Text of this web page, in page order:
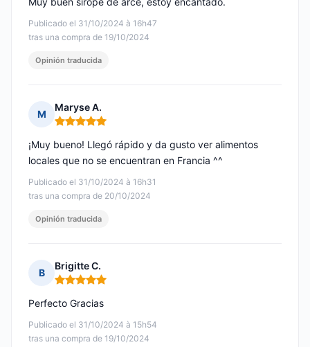
Publicado el 31/10/2024 à 16h47
tras una compra de 19/10/2024
Opinión traducida
M
Maryse A.
Nota: 5 de 5
Publicado el 31/10/2024 à 16h31
tras una compra de 20/10/2024
¡Muy bueno! Llegó rápido y da gusto ver alimentos
locales que no se encuentran en Francia ^^
Opinión traducida
B
Brigitte C.
Nota: 5 de 5
Publicado el 31/10/2024 à 15h54
tras una compra de 19/10/2024
Perfecto Gracias